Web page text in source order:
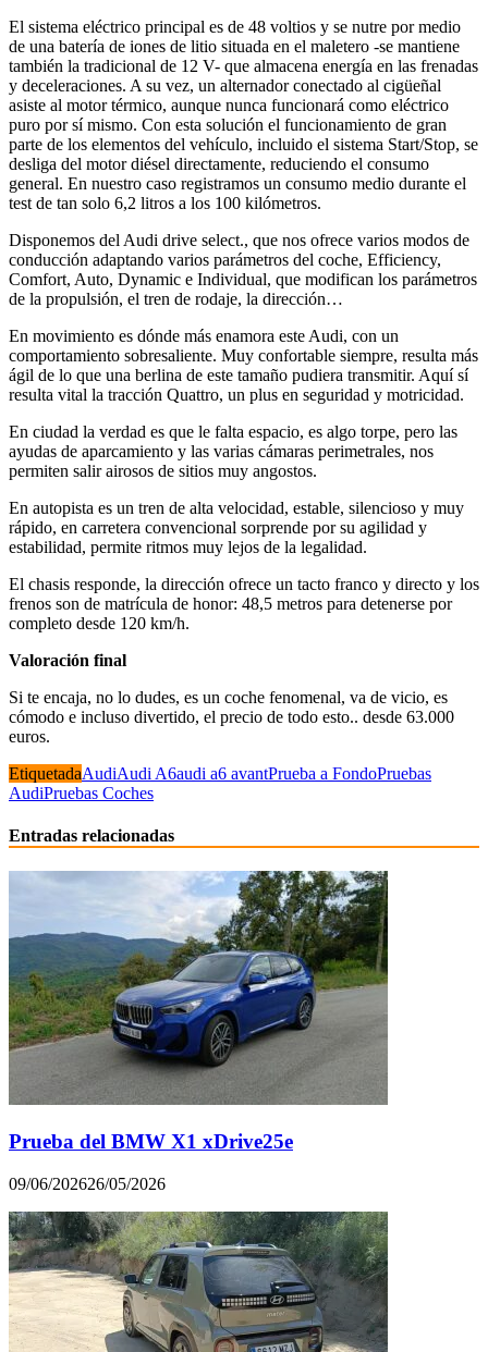
El sistema eléctrico principal es de 48 voltios y se nutre por medio
de una batería de iones de litio situada en el maletero -se mantiene
también la tradicional de 12 V- que almacena energía en las frenadas
y deceleraciones. A su vez, un alternador conectado al cigüeñal
asiste al motor térmico, aunque nunca funcionará como eléctrico
puro por sí mismo. Con esta solución el funcionamiento de gran
parte de los elementos del vehículo, incluido el sistema Start/Stop, se
desliga del motor diésel directamente, reduciendo el consumo
general. En nuestro caso registramos un consumo medio durante el
test de tan solo 6,2 litros a los 100 kilómetros.
Disponemos del Audi drive select., que nos ofrece varios modos de
conducción adaptando varios parámetros del coche, Efficiency,
Comfort, Auto, Dynamic e Individual, que modifican los parámetros
de la propulsión, el tren de rodaje, la dirección…
En movimiento es dónde más enamora este Audi, con un
comportamiento sobresaliente. Muy confortable siempre, resulta más
ágil de lo que una berlina de­ este tamaño pudiera transmitir. Aquí sí
resulta vital la tracción Quattro, un plus en seguridad y motricidad.
En ciudad la verdad es que le falta espacio, es algo torpe, pero las
ayudas de aparcamiento y las varias cámaras perimetrales, nos
permiten salir airosos de sitios muy angostos.
En autopista es un tren de alta velocidad, estable, silencioso y muy
rápido, en carretera convencional sorprende por su agilidad y
estabilidad, permite ritmos muy lejos de la legalidad.
El chasis responde, la dirección ofrece un tacto franco y directo y los
frenos son de matrícula de honor: 48,5 metros para detenerse por
completo desde 120 km/h.
Valoración final
Si te encaja, no lo dudes, es un coche fenomenal, va de vicio, es
cómodo e incluso divertido, el precio de todo esto.. desde 63.000
euros.
EtiquetadaAudiAudi A6audi a6 avantPrueba a FondoPruebas
AudiPruebas Coches
Entradas relacionadas
Prueba del BMW X1 xDrive25e
09/06/202626/05/2026